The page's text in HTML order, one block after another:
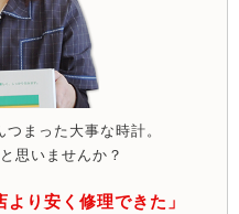
まった大事な時計。
思いませんか？
より安く修理できた」